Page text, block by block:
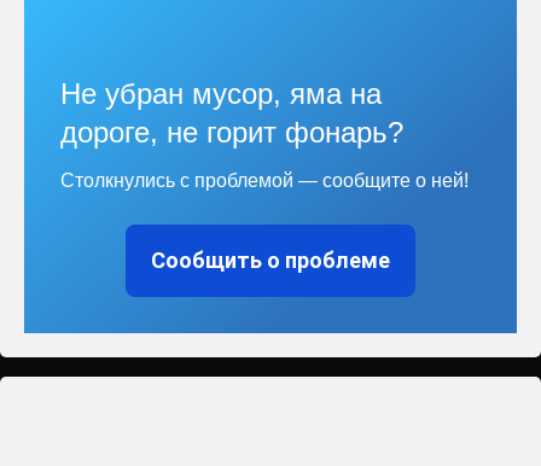
Не убран мусор, яма на
дороге, не горит фонарь?
Столкнулись с проблемой — сообщите о ней!
Сообщить о проблеме